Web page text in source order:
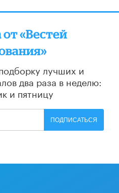
«Вестей
лучших и
два раза в неделю:
и пятницу
ПОДПИСАТЬСЯ